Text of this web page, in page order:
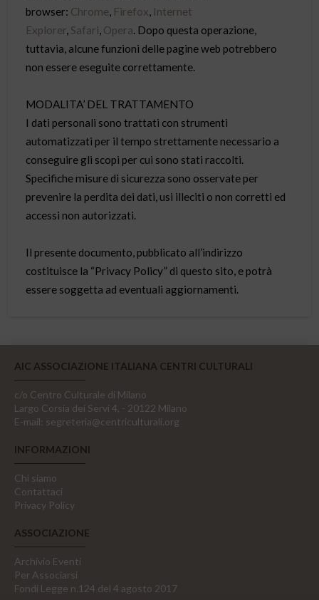
browser: Chrome, Firefox, Internet
Explorer, Safari, Opera. Dopo questa operazione,
tuttavia, alcune funzioni delle pagine web potrebbero
non essere eseguite correttamente.
MODALITA’ DEL TRATTAMENTO
I dati personali sono trattati con strumenti
automatizzati per il tempo strettamente necessario a
conseguire gli scopi per cui sono stati raccolti.
Specifiche misure di sicurezza sono osservate per
prevenire la perdita dei dati, usi illeciti o non corretti ed
accessi non autorizzati.
Il presente documento, pubblicato all’indirizzo
costituisce la “Privacy Policy” di questo sito, e potrà
essere soggetta ad eventuali aggiornamenti.
AIC ASSOCIAZIONE ITALIANA CENTRI CULTURALI
c/o Centro Culturale di Milano
Largo Corsia dei Servi 4, - 20122 Milano
E-mail: segreteria@centriculturali.org
INFORMAZIONI
Chi siamo
Contattaci
Privacy Policy
ASSOCIAZIONE
Archivio Eventi
Per Associarsi
Fondi Legge n.124 del 4 agosto 2017